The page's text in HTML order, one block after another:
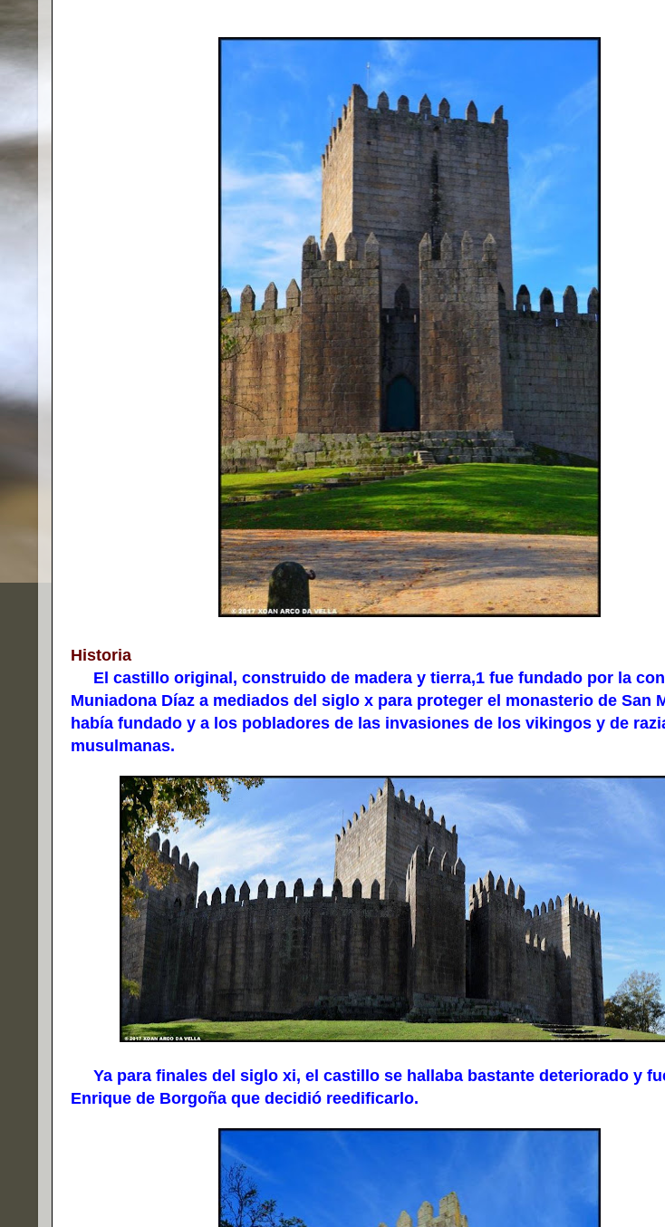
Historia
El castillo original, construido de madera y tierra,1​ fue fundado por la
Muniadona Díaz a mediados del siglo x para proteger el monasterio de San
había fundado y a los pobladores de las invasiones de los vikingos y de
musulmanas.​
Ya para finales del siglo xi, el castillo se hallaba bastante deteriorado y
Enrique de Borgoña que decidió reedificarlo.